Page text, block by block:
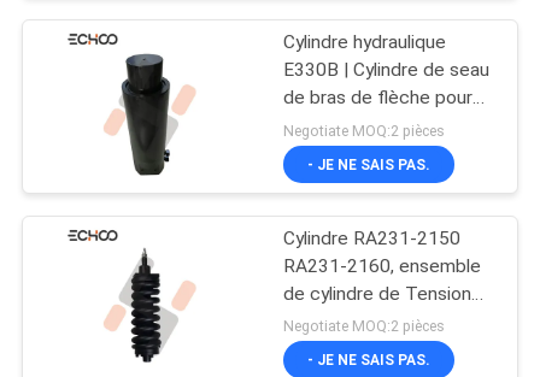
CONTRÔLE
QUALITÉ
NOUVELLES
DEMANDEZ
UNE
CITATION
Mini voies
d'excavatrice
375
Cylindre hydraulique
E330B | Cylindre de seau
de bras de flèche pour
pièces de rechange
d'excavatrice Caterpillar
E330B
Negotiate MOQ:2 pièces
- JE NE SAIS PAS.
Cylindre RA231-2150
RA231-2160, ensemble
de cylindre de Tension
de réglage de piste
gauche et droite
Negotiate MOQ:2 pièces
- JE NE SAIS PAS.